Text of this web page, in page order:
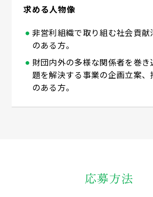
求める人物像
非営利組織で取り組む社会貢献
のある方。
財団内外の多様な関係者を巻
題を解決する事業の企画立案、
のある方。
応募方法